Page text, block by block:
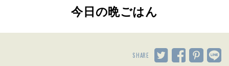
今日の晩ごはん
SHARE